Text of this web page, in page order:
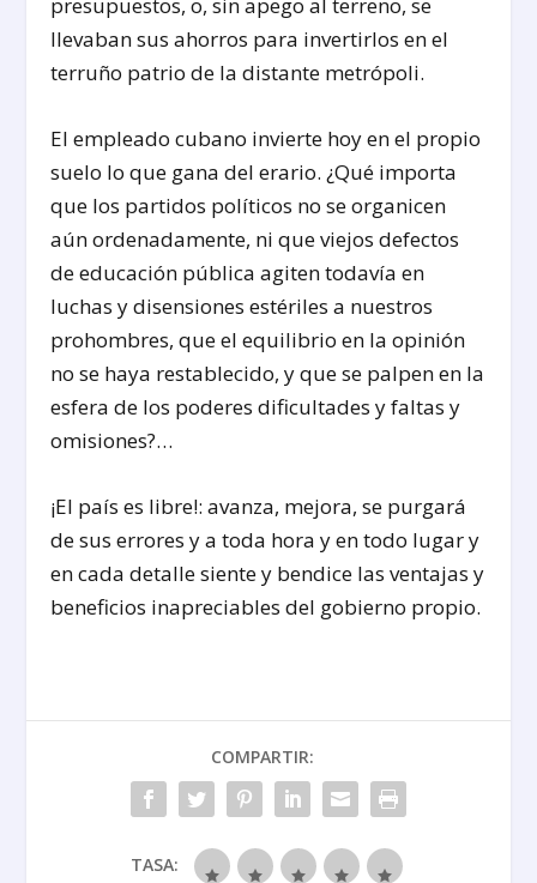
llevaban sus ahorros para invertirlos en el
terruño patrio de la distante metrópoli.
El empleado cubano invierte hoy en el propio
suelo lo que gana del erario. ¿Qué importa
que los partidos políticos no se organicen
aún ordenadamente, ni que viejos defectos
de educación pública agiten todavía en
luchas y disensiones estériles a nuestros
prohombres, que el equilibrio en la opinión
no se haya restablecido, y que se palpen en la
esfera de los poderes dificultades y faltas y
omisiones?…
¡El país es libre!: avanza, mejora, se purgará
de sus errores y a toda hora y en todo lugar y
en cada detalle siente y bendice las ventajas y
beneficios inapreciables del gobierno propio.
COMPARTIR:
TASA: